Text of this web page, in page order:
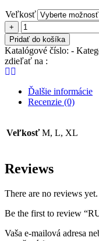
Veľkosť
+
množstvo
RUKAVICE
GT-
PRO
BLACK
Pridať do košíka
Katalógové číslo: -
zdieľať na :
Ďalšie informácie
Recenzie (0)
Veľkosť M, L, XL
Reviews
There are no reviews yet.
Be the first to review
Vaša e-mailová adresa